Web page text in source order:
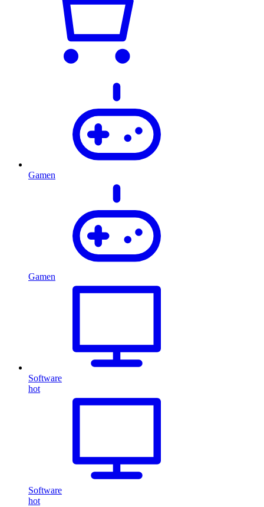
Gamen
Gamen
Software
hot
Software
hot